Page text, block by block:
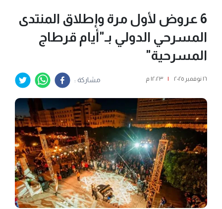
6 عروض لأول مرة وإطلاق المنتدى
المسرحي الدولي بـ"أيام قرطاج
المسرحية"
١٦ نوفمبر ٢٠٢٥ | ١٢:٢٣ م مشاركة :